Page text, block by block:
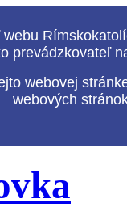
prevádzkovateľ
webovej
webových